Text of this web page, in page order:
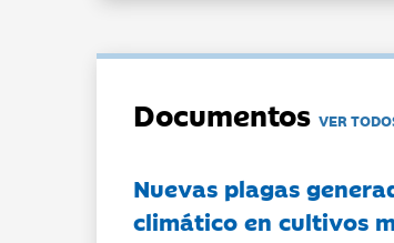
DocumentosVER
Nuevas plagas
climático en cultivos